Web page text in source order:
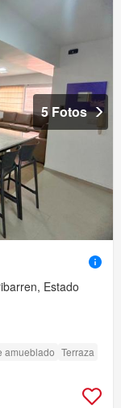
5 Fotos
Estado
amueblado Terraza